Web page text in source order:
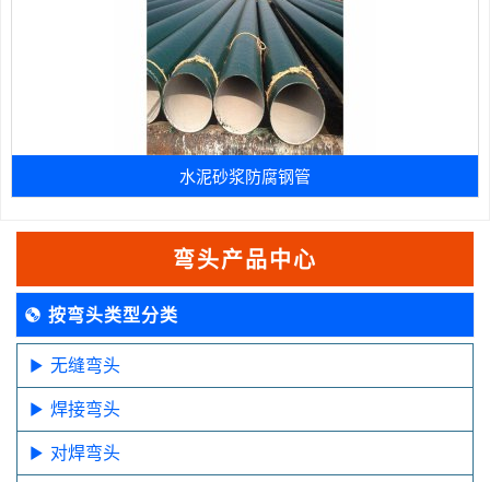
水泥砂浆防腐钢管
弯头产品中心
按弯头类型分类
无缝弯头
焊接弯头
对焊弯头